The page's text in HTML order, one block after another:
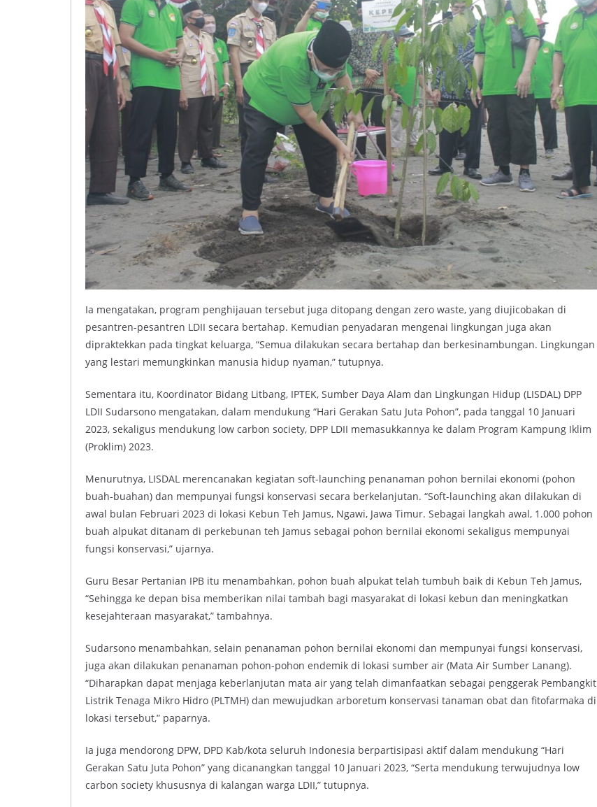
Ia mengatakan, program penghijauan tersebut juga ditopang dengan zero waste, yang diujicobakan di
pesantren-pesantren LDII secara bertahap. Kemudian penyadaran mengenai lingkungan juga akan
dipraktekkan pada tingkat keluarga, “Semua dilakukan secara bertahap dan berkesinambungan. Lingkungan
yang lestari memungkinkan manusia hidup nyaman,” tutupnya.
Sementara itu, Koordinator Bidang Litbang, IPTEK, Sumber Daya Alam dan Lingkungan Hidup (LISDAL) DPP
LDII Sudarsono mengatakan, dalam mendukung “Hari Gerakan Satu Juta Pohon”, pada tanggal 10 Januari
2023, sekaligus mendukung low carbon society, DPP LDII memasukkannya ke dalam Program Kampung Iklim
(Proklim) 2023.
Menurutnya, LISDAL merencanakan kegiatan soft-launching penanaman pohon bernilai ekonomi (pohon
buah-buahan) dan mempunyai fungsi konservasi secara berkelanjutan. “Soft-launching akan dilakukan di
awal bulan Februari 2023 di lokasi Kebun Teh Jamus, Ngawi, Jawa Timur. Sebagai langkah awal, 1.000 pohon
buah alpukat ditanam di perkebunan teh Jamus sebagai pohon bernilai ekonomi sekaligus mempunyai
fungsi konservasi,” ujarnya.
Guru Besar Pertanian IPB itu menambahkan, pohon buah alpukat telah tumbuh baik di Kebun Teh Jamus,
“Sehingga ke depan bisa memberikan nilai tambah bagi masyarakat di lokasi kebun dan meningkatkan
kesejahteraan masyarakat,” tambahnya.
Sudarsono menambahkan, selain penanaman pohon bernilai ekonomi dan mempunyai fungsi konservasi,
juga akan dilakukan penanaman pohon-pohon endemik di lokasi sumber air (Mata Air Sumber Lanang).
“Diharapkan dapat menjaga keberlanjutan mata air yang telah dimanfaatkan sebagai penggerak Pembangkit
Listrik Tenaga Mikro Hidro (PLTMH) dan mewujudkan arboretum konservasi tanaman obat dan fitofarmaka di
lokasi tersebut,” paparnya.
Ia juga mendorong DPW, DPD Kab/kota seluruh Indonesia berpartisipasi aktif dalam mendukung “Hari
Gerakan Satu Juta Pohon” yang dicanangkan tanggal 10 Januari 2023, “Serta mendukung terwujudnya low
carbon society khususnya di kalangan warga LDII,” tutupnya.